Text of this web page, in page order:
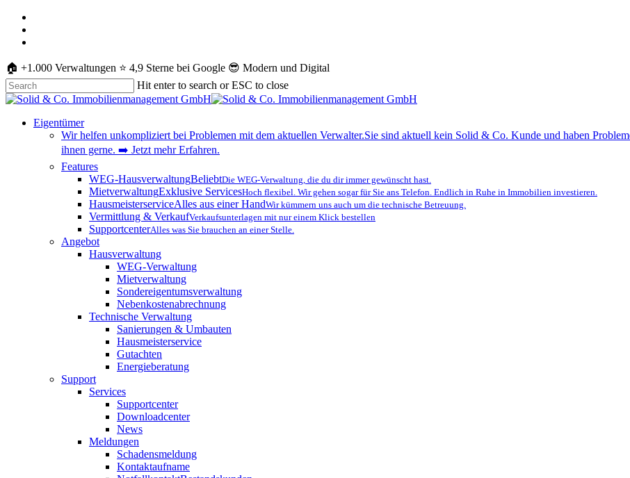
Skip
main
🏠 +1.000 Verwaltungen ⭐️ 4,9 Sterne bei Google 😎 Modern und Digital
Hit enter to search or ESC to close
Close
Menu
Eigentümer
Wir helfen unkompliziert bei Problemen mit dem aktuellen Verwalter.Sie sind aktuell kein Solid & Co. Kunde und haben
ihnen gerne. ➡️ Jetzt mehr Erfahren.
Features
WEG-HausverwaltungBeliebtDie WEG-Verwaltung, die du dir immer gewünscht hast.
MietverwaltungExklusive ServicesHoch flexibel. Wir gehen sogar für Sie ans Telefon. Endlich in Ruhe in Immobilien investieren.
HausmeisterserviceAlles aus einer HandWir kümmern uns auch um die technische Betreuung.
Vermittlung & VerkaufVerkaufsunterlagen mit nur einem Klick bestellen
SupportcenterAlles was Sie brauchen an einer Stelle.
Angebot
Hausverwaltung
WEG-Verwaltung
Mietverwaltung
Sondereigentumsverwaltung
Nebenkostenabrechnung
Technische Verwaltung
Sanierungen & Umbauten
Hausmeisterservice
Gutachten
Energieberatung
Support
Services
Supportcenter
Downloadcenter
News
Meldungen
Schadensmeldung
Kontaktaufname